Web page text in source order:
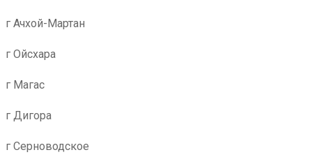
г Ачхой-Мартан
г Ойсхара
г Магас
г Дигора
г Серноводское